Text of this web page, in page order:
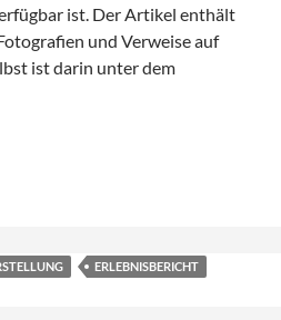
ist. Der Artikel enthält
und Verweise auf
ist darin unter dem
– Die entführte Rockband
ERLEBNISBERICHT